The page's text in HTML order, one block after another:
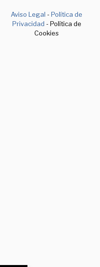
Aviso Legal -Política de
Privacidad - Política de
Cookies